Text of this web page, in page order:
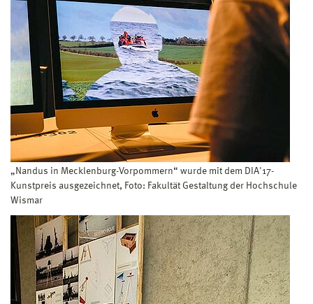
„Nandus in Mecklenburg-Vorpommern“ wurde mit dem DIA'17-
Kunstpreis ausgezeichnet, Foto: Fakultät Gestaltung der Hochschule
Wismar